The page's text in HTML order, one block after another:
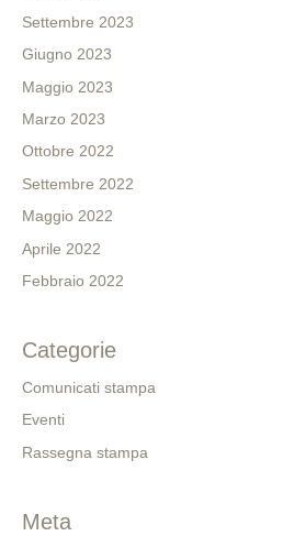
Settembre 2023
Giugno 2023
Maggio 2023
Marzo 2023
Ottobre 2022
Settembre 2022
Maggio 2022
Aprile 2022
Febbraio 2022
Categorie
Comunicati stampa
Eventi
Rassegna stampa
Meta